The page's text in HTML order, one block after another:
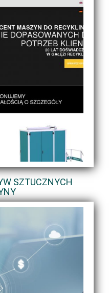
SZTUCZNYCH